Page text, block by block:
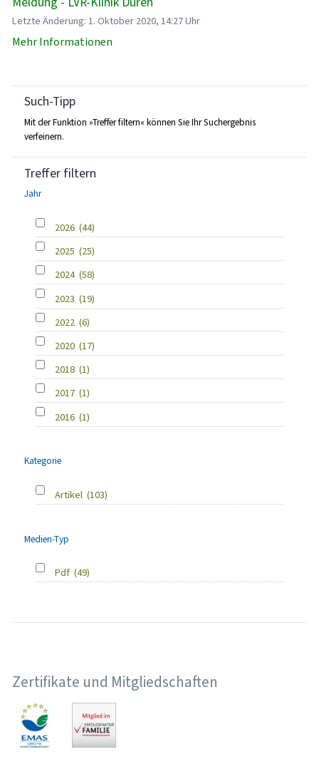
Letzte Änderung: 1. Oktober 2020, 14:27 Uhr
Mehr Informationen
Such-Tipp
Mit der Funktion »Treffer filtern« können Sie Ihr Suchergebnis
verfeinern.
Treffer filtern
Jahr
2026 (44)
2025 (25)
2024 (58)
2023 (19)
2022 (6)
2020 (17)
2018 (1)
2017 (1)
2016 (1)
Kategorie
Artikel (103)
Medien-Typ
Pdf (49)
Zertifikate und Mitgliedschaften